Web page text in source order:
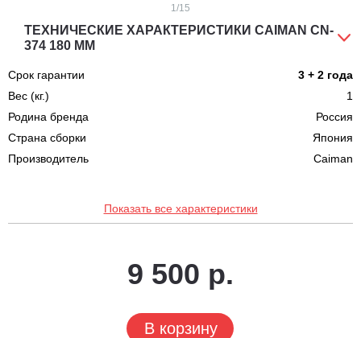
1 /15
ТЕХНИЧЕСКИЕ ХАРАКТЕРИСТИКИ CAIMAN CN-
374 180 ММ
Срок гарантии
3 + 2 года
Вес (кг.)
1
Родина бренда
Россия
Страна сборки
Япония
Производитель
Caiman
Показать все характеристики
9 500 р.
В корзину